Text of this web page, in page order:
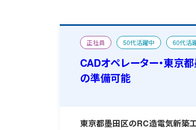
正社員 50代活躍中 60代活
CAD求人特集
宿舎あり
CADオペレーター・東京
の準備可能
東京都墨田区のRC造電気新築工